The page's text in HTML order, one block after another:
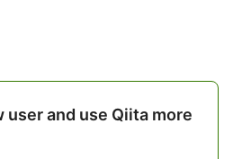
user and use Qiita more